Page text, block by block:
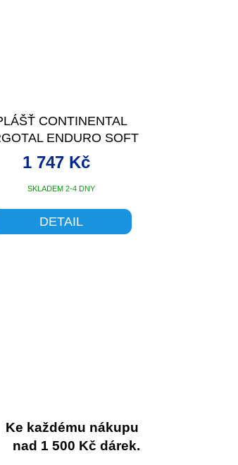
CONTINENTAL
ENDURO SOFT
SKLADEM 2-4 DNY
1 747 Kč
DETAIL
Ke každému nákupu
nad 1 500 Kč dárek.